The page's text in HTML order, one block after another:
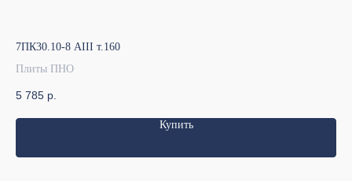
7ПК30.10-8 АIII т.160
Плиты ПНО
5 785 р.
Купить